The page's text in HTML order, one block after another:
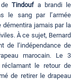
Tindoufa brandi le
le sang par l’armée
démentira jamais par la
À ce sujet, Bernard
de l’indépendance de
marocain. Le 3
le retour de
de retirer le drapeau